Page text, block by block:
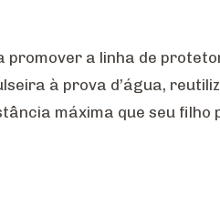
promover a linha de
à prova d’água,
máxima que seu filho